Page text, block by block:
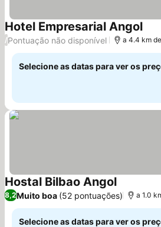
Hotel Empresarial Angol
/Pontuação não disponível a 4.4 km
Selecione as datas para ver os
Hostal Bilbao Angol
8,2Muito boa (52 pontuações) a 1.0
Selecione as datas para ver os